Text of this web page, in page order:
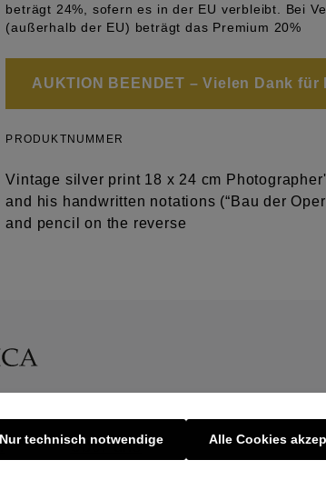
beträgt 24%, sofern es in der EU verbleibt. Bei
(außerhalb der EU) beträgt das Premium 20%
AUKTION BEENDET – Vielen Dank für
PRODUKTNUMMER
Vintage silver print 18 x 24 cm
and his handwritten notations (“Bau der
and pencil on the reverse
Über uns
Nur technisch notwendige Alle Cookies